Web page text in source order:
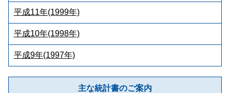
平成11年(1999年)
平成10年(1998年)
平成9年(1997年)
主な統計書のご案内